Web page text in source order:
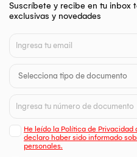
Suscríbete y recibe en tu inbox
exclusivas y novedades
He leído la Política de Privacidad
declaro haber sido informado
personales.